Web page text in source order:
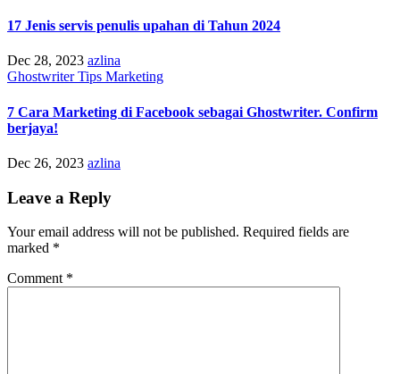
17 Jenis servis penulis upahan di Tahun 2024
Dec 28, 2023 azlina
GhostwriterTips Marketing
7 Cara Marketing di Facebook sebagai Ghostwriter. Confirm
berjaya!
Dec 26, 2023 azlina
Leave a Reply
Your email address will not be published. Required fields are
marked *
Comment *